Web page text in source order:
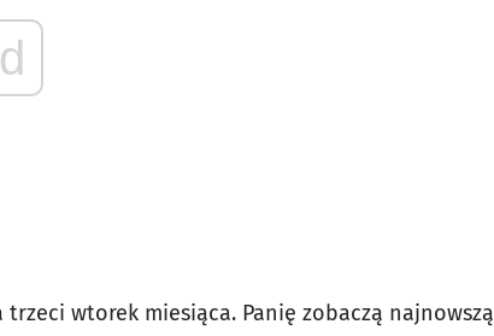
wtorek miesiąca. Panię zobaczą najnowszą